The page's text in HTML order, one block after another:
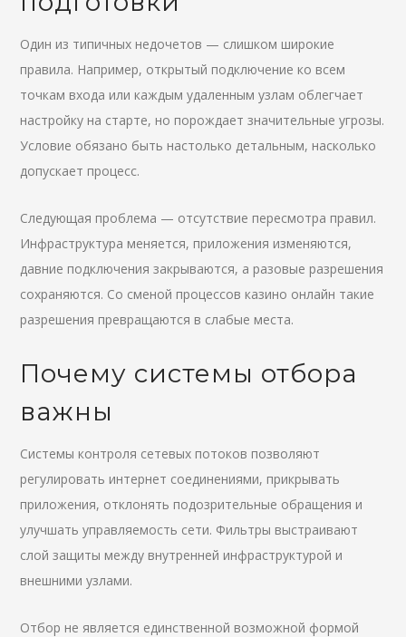
Один из типичных недочетов — слишком широкие
правила. Например, открытый подключение ко всем
точкам входа или каждым удаленным узлам облегчает
настройку на старте, но порождает значительные угрозы.
Условие обязано быть настолько детальным, насколько
допускает процесс.
Следующая проблема — отсутствие пересмотра правил.
Инфраструктура меняется, приложения изменяются,
давние подключения закрываются, а разовые разрешения
сохраняются. Со сменой процессов казино онлайн такие
разрешения превращаются в слабые места.
Почему системы отбора
важны
Системы контроля сетевых потоков позволяют
регулировать интернет соединениями, прикрывать
приложения, отклонять подозрительные обращения и
улучшать управляемость сети. Фильтры выстраивают
слой защиты между внутренней инфраструктурой и
внешними узлами.
Отбор не является единственной возможной формой